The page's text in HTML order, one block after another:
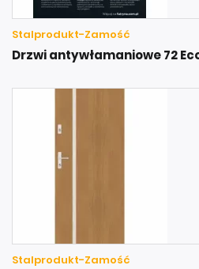
Stalprodukt-Zamość
Drzwi antywłamaniowe 72
Stalprodukt-Zamość